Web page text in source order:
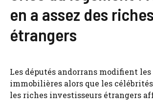
en a assez des riches
étrangers
Les députés andorrans modifient
immobilières alors que les
les riches investisseurs étrangers